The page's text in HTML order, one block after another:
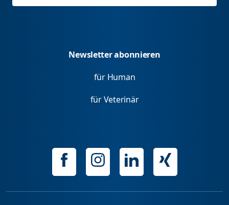
Newsletter abonnieren
für Human
für Veterinär